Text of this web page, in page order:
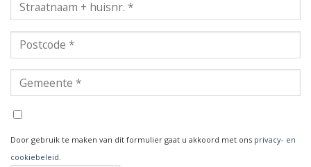
Door gebruik te maken van dit formulier gaat u akkoord met ons privacy- en
cookiebeleid.